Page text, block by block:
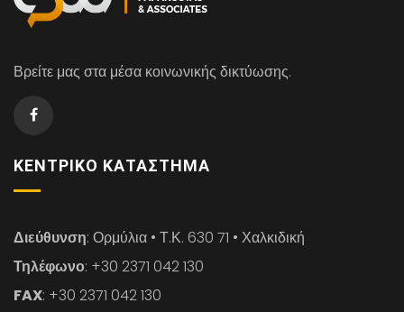
Βρείτε μας στα μέσα κοινωνικής δικτύωσης.
ΚΕΝΤΡΙΚΌ ΚΑΤΆΣΤΗΜΑ
Διεύθυνση: Ορμύλια • Τ.Κ. 630 71 • Χαλκιδική
Τηλέφωνο: +30 2371 042 130
FAX: +30 2371 042 130